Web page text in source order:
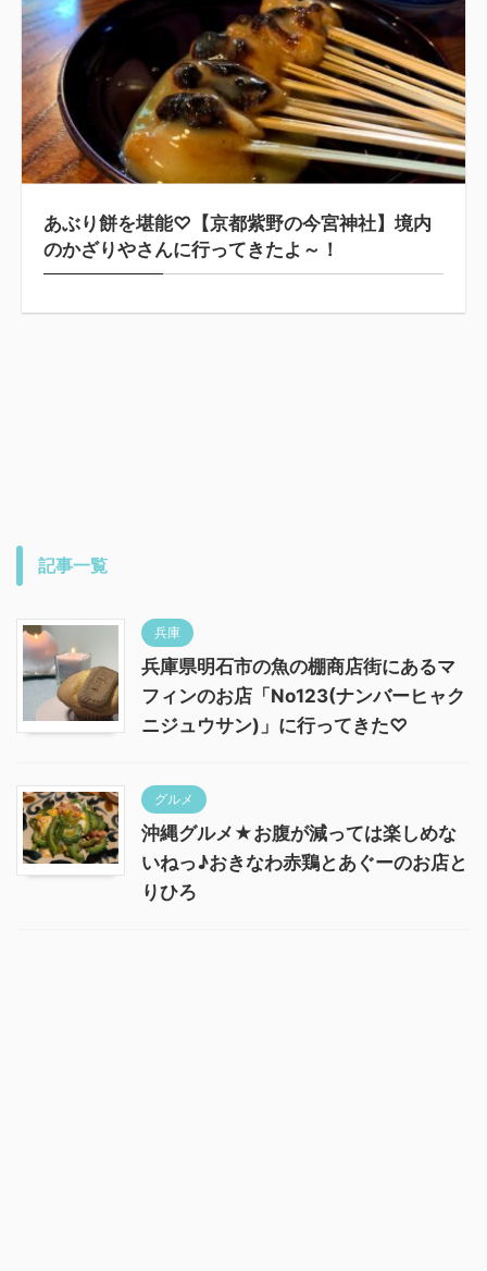
あぶり餅を堪能♡【京都紫野の今宮神社】境内
のかざりやさんに行ってきたよ～！
記事一覧
兵庫
兵庫県明石市の魚の棚商店街にあるマ
フィンのお店「No123(ナンバーヒャク
ニジュウサン)」に行ってきた♡
グルメ
沖縄グルメ★お腹が減っては楽しめな
いねっ♪おきなわ赤鶏とあぐーのお店と
りひろ